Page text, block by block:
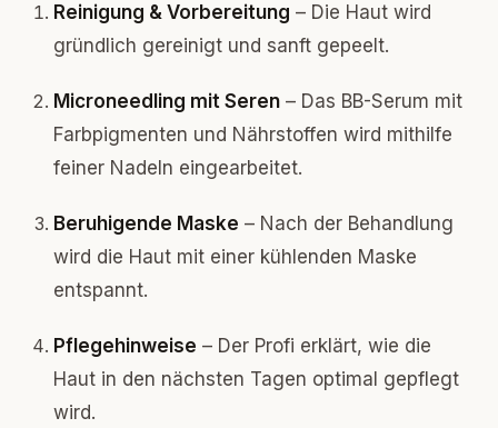
Reinigung & Vorbereitung – Die Haut wird
gründlich gereinigt und sanft gepeelt.
Microneedling mit Seren – Das BB-Serum mit
Farbpigmenten und Nährstoffen wird mithilfe
feiner Nadeln eingearbeitet.
Beruhigende Maske – Nach der Behandlung
wird die Haut mit einer kühlenden Maske
entspannt.
Pflegehinweise – Der Profi erklärt, wie die
Haut in den nächsten Tagen optimal gepflegt
wird.